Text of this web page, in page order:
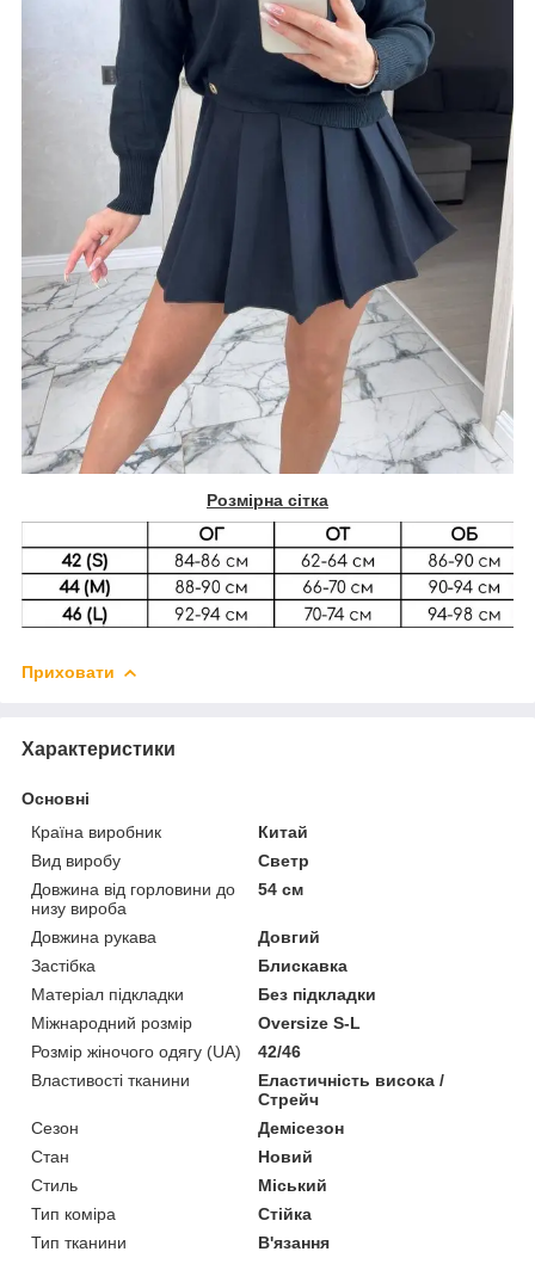
Розмірна сітка
Приховати
Характеристики
Основні
Країна виробник
Китай
Вид виробу
Светр
Довжина від горловини до
низу вироба
54 см
Довжина рукава
Довгий
Застібка
Блискавка
Матеріал підкладки
Без підкладки
Міжнародний розмір
Oversize S-L
Розмір жіночого одягу (UA)
42/46
Властивості тканини
Еластичність висока /
Стрейч
Сезон
Демісезон
Стан
Новий
Стиль
Міський
Тип коміра
Стійка
Тип тканини
В'язання